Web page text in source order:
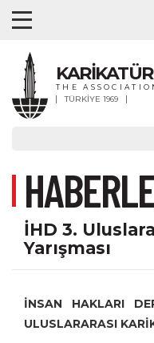
THE
TÜRKİYE 1969
İHD 3.
Yarışması
İNSAN HAKLARI
ULUSLARARASI